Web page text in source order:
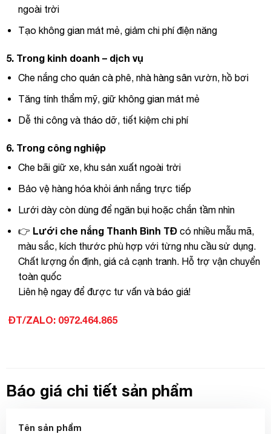
ngoài trời
Tạo không gian mát mẻ, giảm chi phí điện năng
5. Trong kinh doanh – dịch vụ
Che nắng cho quán cà phê, nhà hàng sân vườn, hồ bơi
Tăng tính thẩm mỹ, giữ không gian mát mẻ
Dễ thi công và tháo dỡ, tiết kiệm chi phí
6. Trong công nghiệp
Che bãi giữ xe, khu sản xuất ngoài trời
Bảo vệ hàng hóa khỏi ánh nắng trực tiếp
Lưới dày còn dùng để ngăn bụi hoặc chắn tầm nhìn
👉 Lưới che nắng Thanh Bình TĐcó nhiều mẫu mã,
màu sắc, kích thước phù hợp với từng nhu cầu sử dụng.
Chất lượng ổn định, giá cả cạnh tranh. Hỗ trợ vận chuyển
toàn quốc
Liên hệ ngay để được tư vấn và báo giá!
ĐT/ZALO: 0972.464.865
Báo giá chi tiết sản phẩm
Tên sản phẩm